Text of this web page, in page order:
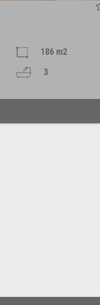
186 m2
3